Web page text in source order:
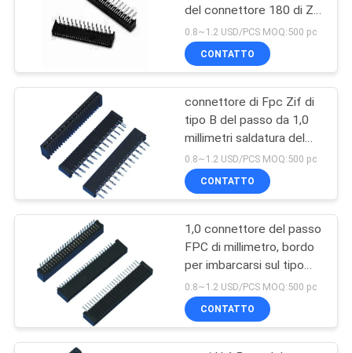
CONTATTICI
VR
MAPPA
SITO
PRIVACY
POLICY
del connettore 180 di Zif
V/T FPC del passo di
1.0mm
0.8~1.2 USD/PCS MOQ:500 pc
CONTATTO
connettore di Fpc Zif di
tipo B del passo da 1,0
millimetri saldatura del
piatto dell'inserzione da
180 gradi
0.8~1.2 USD/PCS MOQ:500 pc
CONTATTO
1,0 connettore del passo
FPC di millimetro, bordo
per imbarcarsi sul tipo
contatto di bugia dei
perni di altezza 25 dei
connettori 3.0mm del
0.8~1.2 USD/PCS MOQ:500 pc
CONTATTO